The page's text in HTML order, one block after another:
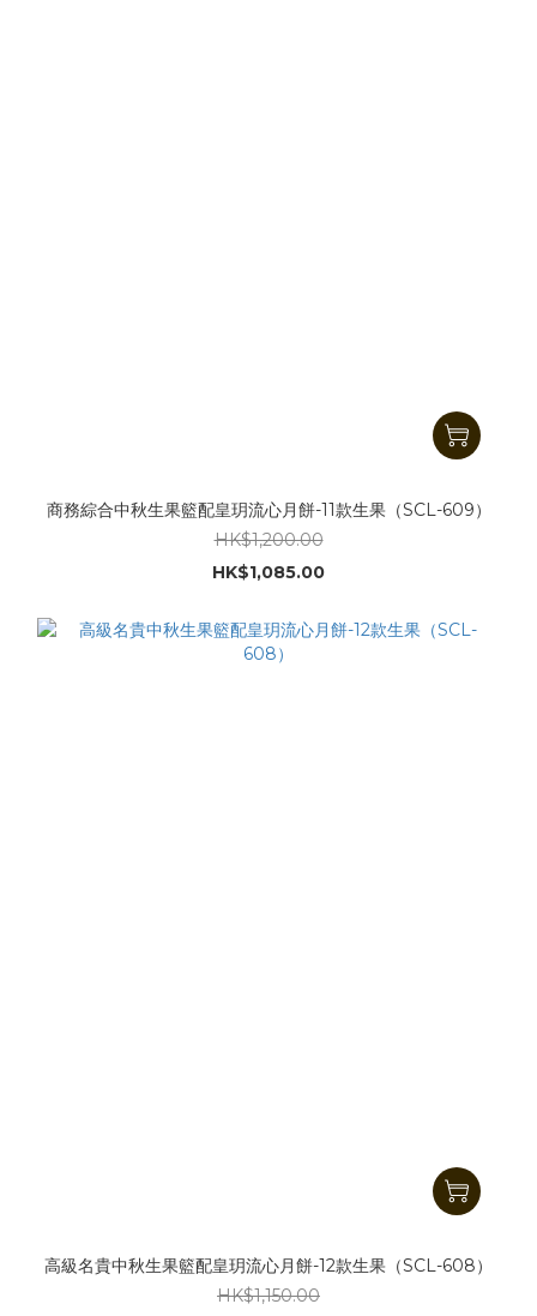
商務綜合中秋生果籃配皇玥流心月餅-11款生果（SCL-609）
HK$1,200.00
HK$1,085.00
高級名貴中秋生果籃配皇玥流心月餅-12款生果（SCL-608）
HK$1,150.00